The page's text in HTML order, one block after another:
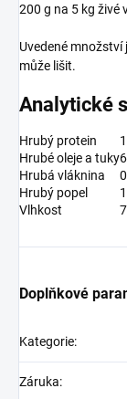
200 g na 5 kg živé
Uvedené
může lišit.
Analytické
Hrubý protein
Hrubé oleje a tuky
Hrubá vláknina
Hrubý popel
Vlhkost
Doplňkové
Kategorie:
Záruka: